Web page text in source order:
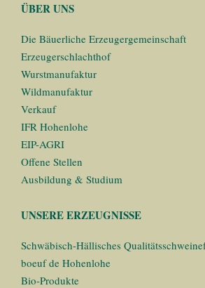
ÜBER UNS
Die Bäuerliche Erzeugergemeinschaft
Erzeugerschlachthof
Wurstmanufaktur
Wildmanufaktur
Verkauf
IFR Hohenlohe
EIP-AGRI
Offene Stellen
Ausbildung & Studium
UNSERE ERZEUGNISSE
Schwäbisch-Hällisches
boeuf de Hohenlohe
Bio-Produkte